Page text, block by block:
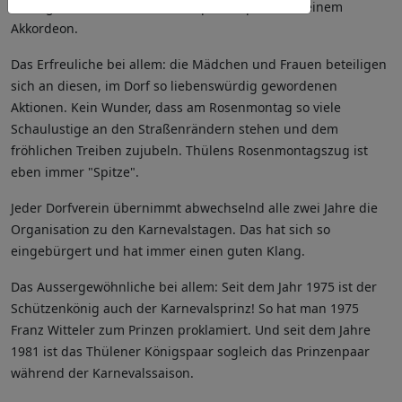
Umzuges. Auf einem anderen spielte Spatz auf seinem
Akkordeon.
Das Erfreuliche bei allem: die Mädchen und Frauen beteiligen
sich an diesen, im Dorf so liebenswürdig gewordenen
Aktionen. Kein Wunder, dass am Rosenmontag so viele
Schaulustige an den Straßenrändern stehen und dem
fröhlichen Treiben zujubeln. Thülens Rosenmontagszug ist
eben immer "Spitze".
Jeder Dorfverein übernimmt abwechselnd alle zwei Jahre die
Organisation zu den Karnevalstagen. Das hat sich so
eingebürgert und hat immer einen guten Klang.
Das Aussergewöhnliche bei allem: Seit dem Jahr 1975 ist der
Schützenkönig auch der Karnevalsprinz! So hat man 1975
Franz Witteler zum Prinzen proklamiert. Und seit dem Jahre
1981 ist das Thülener Königspaar sogleich das Prinzenpaar
während der Karnevalssaison.